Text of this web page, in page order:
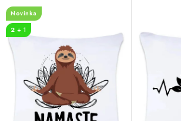
Novinka
2 + 1